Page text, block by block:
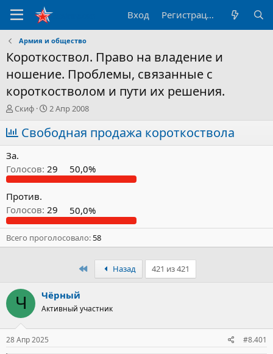
Вход Регистрация
Армия и общество
Короткоствол. Право на владение и
ношение. Проблемы, связанные с
короткостволом и пути их решения.
А
в
т
о
р
т
е
м
ы
Скиф
Д
а
т
а
ч
а
а
2 Апр 2008
Свободная продажа короткоствола
За.
Голосов: 29 50,0%
Против.
Голосов: 29 50,0%
Всего проголосовало 58
ПервыйНазад 421 из 421
Ч Чёрный
Активный участник
28 Апр 2025 #8.401